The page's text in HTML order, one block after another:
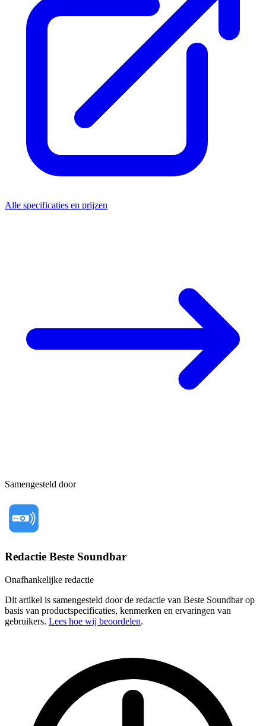
Alle specificaties en prijzen
Samengesteld door
Redactie Beste Soundbar
Onafhankelijke redactie
Dit artikel is samengesteld door de redactie van Beste Soundbar op
basis van productspecificaties, kenmerken en ervaringen van
gebruikers. Lees hoe wij beoordelen.